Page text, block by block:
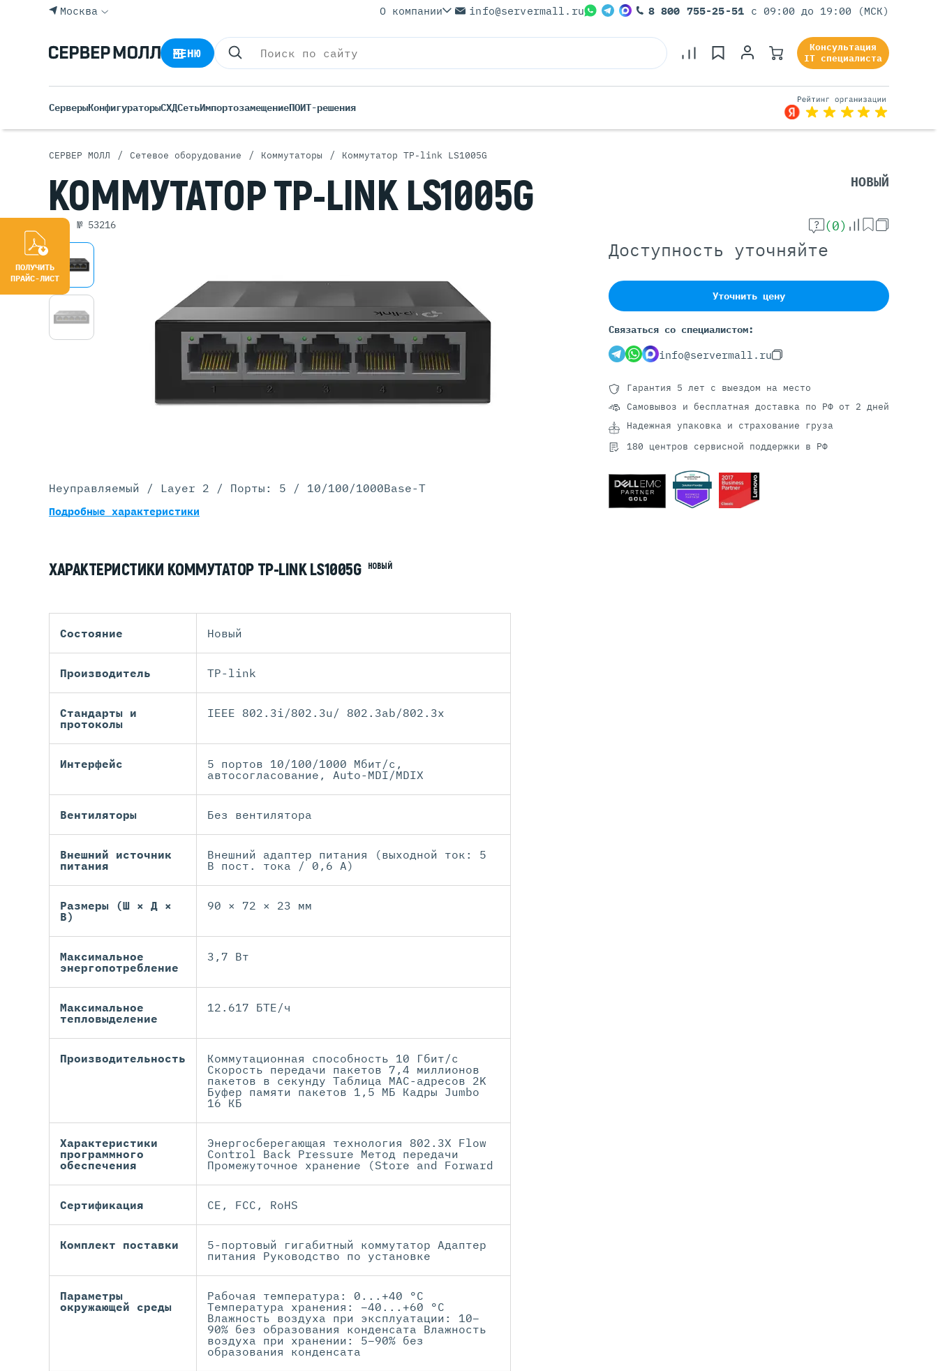
Rack Серверы
Tower Серверы
Серверы Lenovo
Серверы XFusion
Серверы GIGABYTE
Серверы Huawei Atlas
Серверы Для Виртуализации
Серверы Для Видеонаблюдения
Серверы Для ИИ
Серверы DELL
DELL G17
DELL G16
HPE Gen11
Серверы С GPU
С GPU NVIDIA
С GPU AMD
С GPU Huawei Ascend
С 4 GPU
С 8 GPU
Москва О компании info@servermall.ru 8 800 755-25-51 с 09:00 до 19:00 (МСК)
МЕНЮ
Консультация
IT специалиста
СерверыКонфигураторыСХДСетьИмпортозамещениеПОИТ-решения
СЕРВЕР МОЛЛ / Сетевое оборудование / Коммутаторы / Коммутатор TP-link LS1005G
КОММУТАТОРTP-LINKLS1005G
арт. № 53216
НОВЫЙ
(0)
Доступность уточняйте
Уточнить цену
Связаться со специалистом:
info@servermall.ru
Гарантия 5 лет с выездом на место
Самовывоз и бесплатная доставка по РФ от 2 дней
Надежная упаковка и страхование груза
180 центров сервисной поддержки в РФ
Неуправляемый / Layer 2 / Порты: 5 / 10/100/1000Base-T
Подробные характеристики
ХАРАКТЕРИСТИКИ КОММУТАТОР TP-LINK LS1005G НОВЫЙ
Состояние Новый
Производитель TP-link
Стандарты и
протоколы
IEEE 802.3i/802.3u/ 802.3ab/802.3x
Интерфейс
5 портов 10/100/1000 Мбит/с,
автосогласование, Auto-MDI/MDIX
Вентиляторы Без вентилятора
Внешний источник
питания
Внешний адаптер питания (выходной ток: 5
В пост. тока / 0,6 A)
Размеры (Ш × Д ×
В)
90 × 72 × 23 мм
Максимальное
энергопотребление
3,7 Вт
Максимальное
тепловыделение
12.617 БТЕ/ч
Производительность
Коммутационная способность 10 Гбит/с
Скорость передачи пакетов 7,4 миллионов
пакетов в секунду Таблица МАС-адресов 2K
Буфер памяти пакетов 1,5 МБ Кадры Jumbo
16 КБ
Характеристики
программного
обеспечения
Энергосберегающая технология 802.3X Flow
Control Back Pressure Метод передачи
Промежуточное хранение (Store and Forward
Сертификация CE, FCC, RoHS
Комплект поставки
5-портовый гигабитный коммутатор Адаптер
питания Руководство по установке
Параметры
окружающей среды
Рабочая температура: 0...+40 °C
Температура хранения: –40...+60 °C
Влажность воздуха при эксплуатации: 10–
90% без образования конденсата Влажность
воздуха при хранении: 5–90% без
образования конденсата
ПОЛУЧИТЬ
ПРАЙС-ЛИСТ